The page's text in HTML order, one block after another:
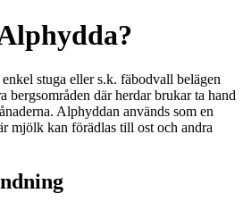
stuga eller s.k. fäbodvall belägen
bergsområden där herdar brukar ta hand
Alphyddan används som en
mjölk kan förädlas till ost och andra